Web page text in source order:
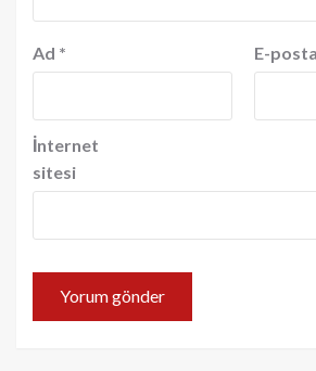
Ad * E-posta
İnternet
sitesi